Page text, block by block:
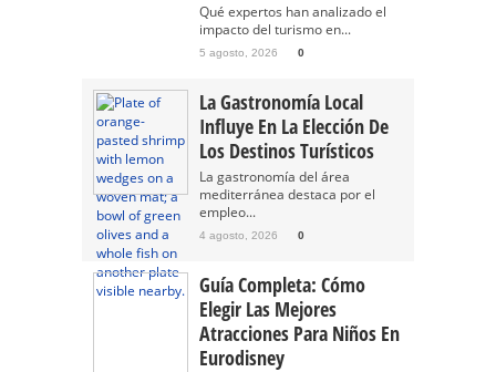
Qué expertos han analizado el
impacto del turismo en...
5 agosto, 2026 0
La Gastronomía Local
Influye En La Elección De
Los Destinos Turísticos
La gastronomía del área
mediterránea destaca por el
empleo...
4 agosto, 2026 0
Guía Completa: Cómo
Elegir Las Mejores
Atracciones Para Niños En
Eurodisney